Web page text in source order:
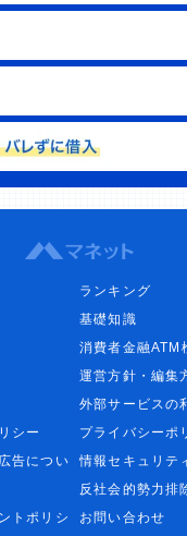
ランキング
基礎知識
消費者金融ATM
運営方針・編集
外部サービスの
シー
プライバシーポ
告につい
情報セキュリテ
反社会的勢力排
トポリシ
お問い合わせ